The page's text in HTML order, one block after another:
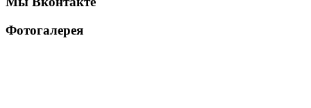
Фотогалерея